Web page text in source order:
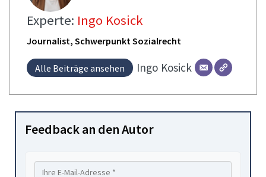
Experte: Ingo Kosick
Journalist, Schwerpunkt Sozialrecht
Alle Beiträge ansehen Ingo Kosick
Feedback an den Autor